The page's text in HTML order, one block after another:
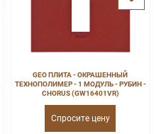
GEO ПЛИТА - ОКРАШЕННЫЙ
ТЕХНОПОЛИМЕР - 1 МОДУЛЬ - РУБИН -
CHORUS (GW16401VR)
Спросите цену